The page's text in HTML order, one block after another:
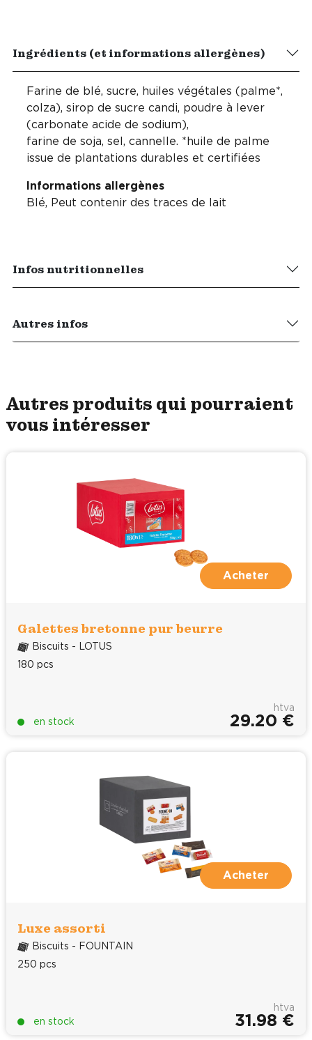
Ingrédients (et informations allergènes)
Farine de blé, sucre, huiles végétales (palme*,
colza), sirop de sucre candi, poudre à lever
(carbonate acide de sodium),
farine de soja, sel, cannelle. *huile de palme
issue de plantations durables et certifiées
Informations allergènes
Blé, Peut contenir des traces de lait
Infos nutritionnelles
Autres infos
Autres produits qui pourraient
vous intéresser
Acheter
Galettes bretonne pur beurre
Biscuits - LOTUS
180 pcs
en stock
htva
29.20 €
Acheter
Luxe assorti
Biscuits - FOUNTAIN
250 pcs
en stock
htva
31.98 €